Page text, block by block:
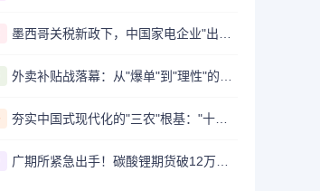
夯实中国式现代化的"三农"根基："十四五"收官之年"三农"工作新成就
广期所紧急出手！碳酸锂期货破12万，铂期货三连板，风控措施全面升级